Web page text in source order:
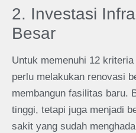
2. Investasi
Besar
Untuk memenuhi 12
perlu melakukan renovasi
membangun fasilitas baru.
tinggi, tetapi juga menjadi
sakit yang sudah